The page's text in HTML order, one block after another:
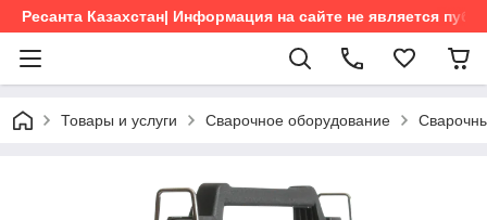
Ресанта Казахстан| Информация на сайте не является
Товары и услуги Сварочное оборудование